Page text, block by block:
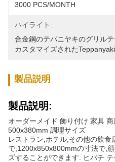
3000 PCS/MONTH
ハイライト:
合金鋼のテパニヤキのグリル
カスタマイズされた
製品説明
製品説明:
オーダーメイド 飾り付け 家具
500x380mm 調理サイズ
レストラン,ホテル,その他の飲
で,1200x850x800mmの寸法で,
ズすることができます. ヒバチ